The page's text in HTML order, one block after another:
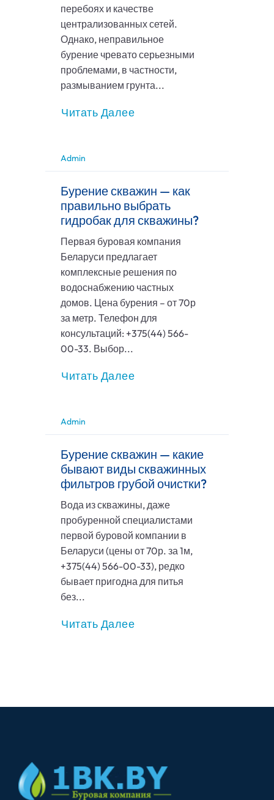
перебоях и качестве
централизованных сетей.
Однако, неправильное
бурение чревато серьезными
проблемами, в частности,
размыванием грунта...
Читать Далее
Admin
Бурение скважин — как
правильно выбрать
гидробак для скважины?
Первая буровая компания
Беларуси предлагает
комплексные решения по
водоснабжению частных
домов. Цена бурения – от 70р
за метр. Телефон для
консультаций: +375(44) 566-
00-33. Выбор...
Читать Далее
Admin
Бурение скважин — какие
бывают виды скважинных
фильтров грубой очистки?
Вода из скважины, даже
пробуренной специалистами
первой буровой компании в
Беларуси (цены от 70р. за 1м,
+375(44) 566-00-33), редко
бывает пригодна для питья
без...
Читать Далее